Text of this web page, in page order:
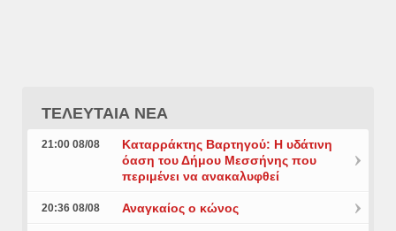
ΤΕΛΕΥΤΑΙΑ ΝΕΑ
21:00 08/08
Καταρράκτης Βαρτηγού: Η υδάτινη
όαση του Δήμου Μεσσήνης που
περιμένει να ανακαλυφθεί
20:36 08/08 Αναγκαίος ο κώνος